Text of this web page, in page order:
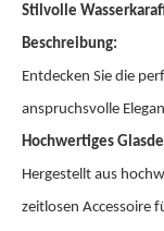
Stilvolle
Beschreibung:
Entdecken Sie die
anspruchsvolle
Hochwertiges
Hergestellt aus
zeitlosen Accessoire